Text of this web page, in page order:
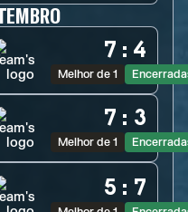
7 : 4
Melhor de 1
7 : 3
Melhor de 1
5 : 7